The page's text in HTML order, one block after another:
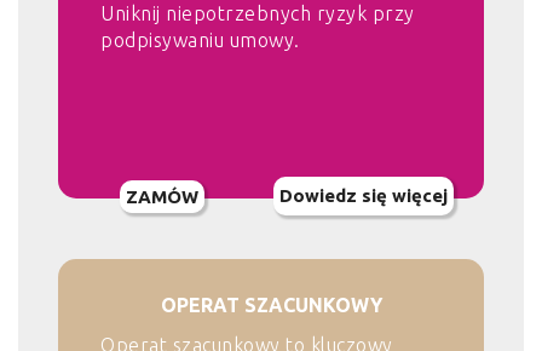
Uniknij niepotrzebnych ryzyk przy
podpisywaniu umowy.
ZAMÓW Dowiedz się więcej
OPERAT SZACUNKOWY
Operat szacunkowy to kluczowy